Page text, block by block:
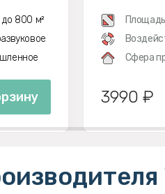
до 800 м²
Сфера
3990 ₽